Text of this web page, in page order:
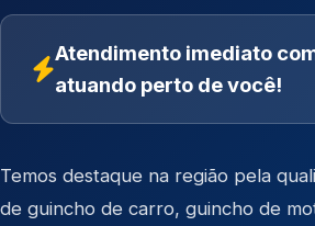
Atendimento imediato
atuando perto de você!
Temos destaque na região pela
de guincho de carro, guincho de